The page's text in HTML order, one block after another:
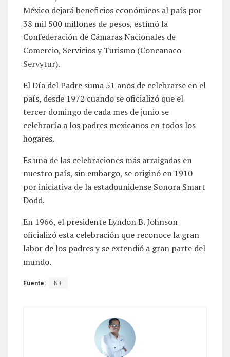
México dejará beneficios económicos al país por
38 mil 500 millones de pesos, estimó la
Confederación de Cámaras Nacionales de
Comercio, Servicios y Turismo (Concanaco-
Servytur).
El Día del Padre suma 51 años de celebrarse en el
país, desde 1972 cuando se oficializó que el
tercer domingo de cada mes de junio se
celebraría a los padres mexicanos en todos los
hogares.
Es una de las celebraciones más arraigadas en
nuestro país, sin embargo, se originó en 1910
por iniciativa de la estadounidense Sonora Smart
Dodd.
En 1966, el presidente Lyndon B. Johnson
oficializó esta celebración que reconoce la gran
labor de los padres y se extendió a gran parte del
mundo.
Fuente: N+